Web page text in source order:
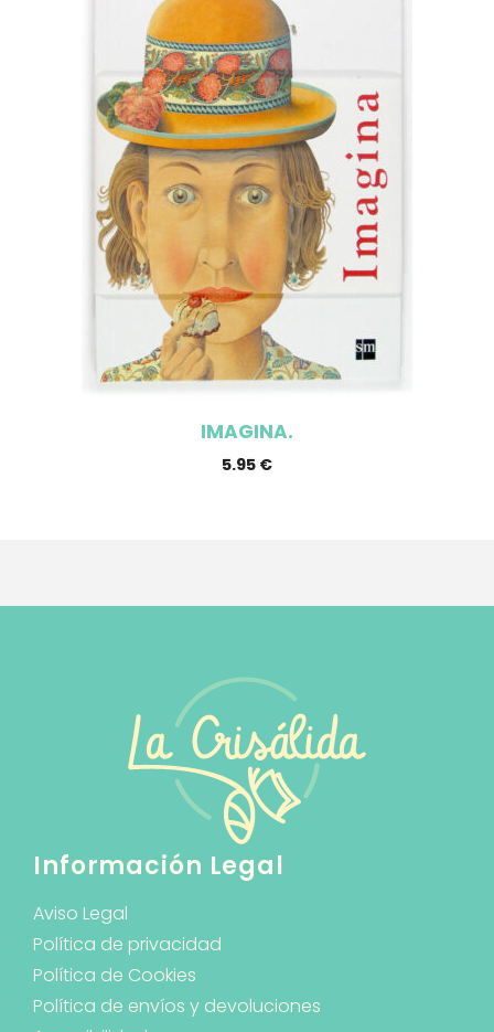
IMAGINA.
5.95 €
Información Legal
Aviso Legal
Política de privacidad
Política de Cookies
Política de envíos y devoluciones